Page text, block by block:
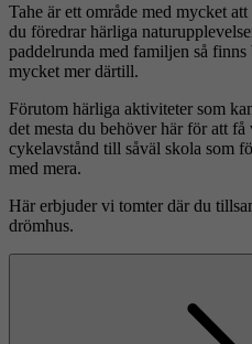
Tahe är ett område med mycket
du föredrar härliga
paddelrunda med familjen så
mycket mer därtill.
Förutom härliga aktiviteter som
det mesta du behöver här för att
cykelavstånd till såväl skola som
med mera.
Här erbjuder vi tomter där du
drömhus.